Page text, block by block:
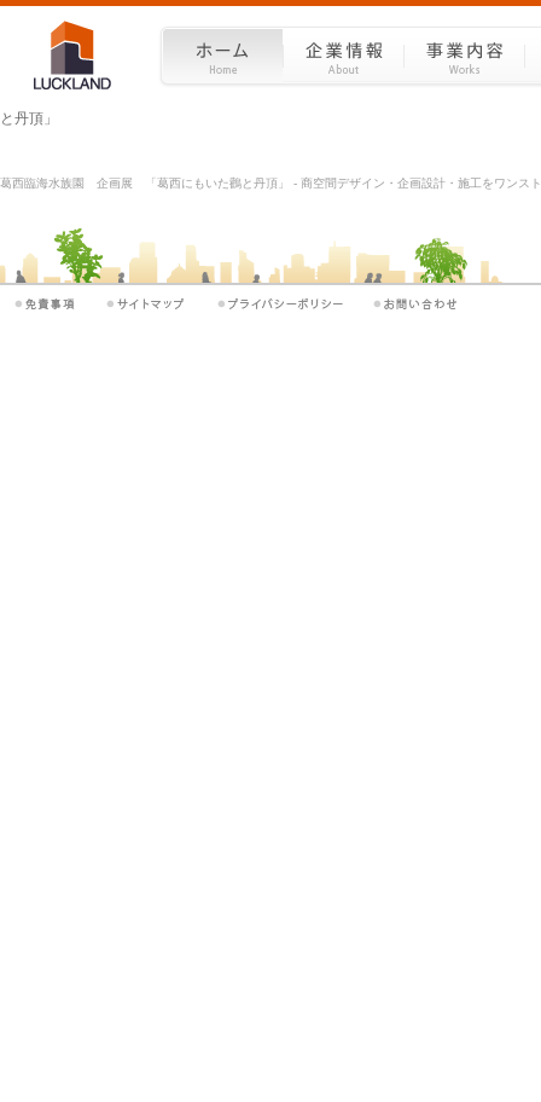
と丹頂」
葛西臨海水族園 企画展 「葛西にもいた鸛と丹頂」 - 商空間デザイン・企画設計・施工をワンス